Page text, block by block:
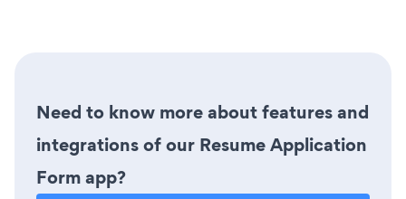
Need to know more about features and
integrations of our Resume Application
Form app?